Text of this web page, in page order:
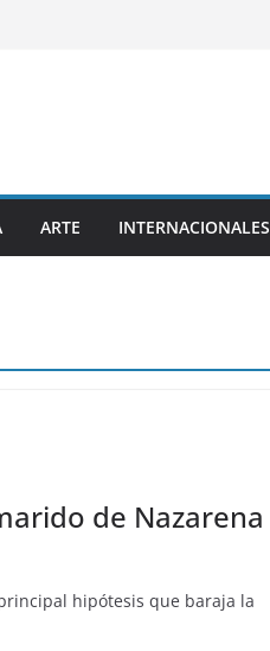
ARTE INTERNACIONALES
de Nazarena
hipótesis que baraja la